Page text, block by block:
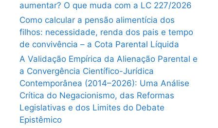
aumentar? O que muda com a LC 227/2026
Como calcular a pensão alimentícia dos
filhos: necessidade, renda dos pais e tempo
de convivência – a Cota Parental Líquida
A Validação Empírica da Alienação Parental e
a Convergência Científico-Jurídica
Contemporânea (2014–2026): Uma Análise
Crítica do Negacionismo, das Reformas
Legislativas e dos Limites do Debate
Epistêmico